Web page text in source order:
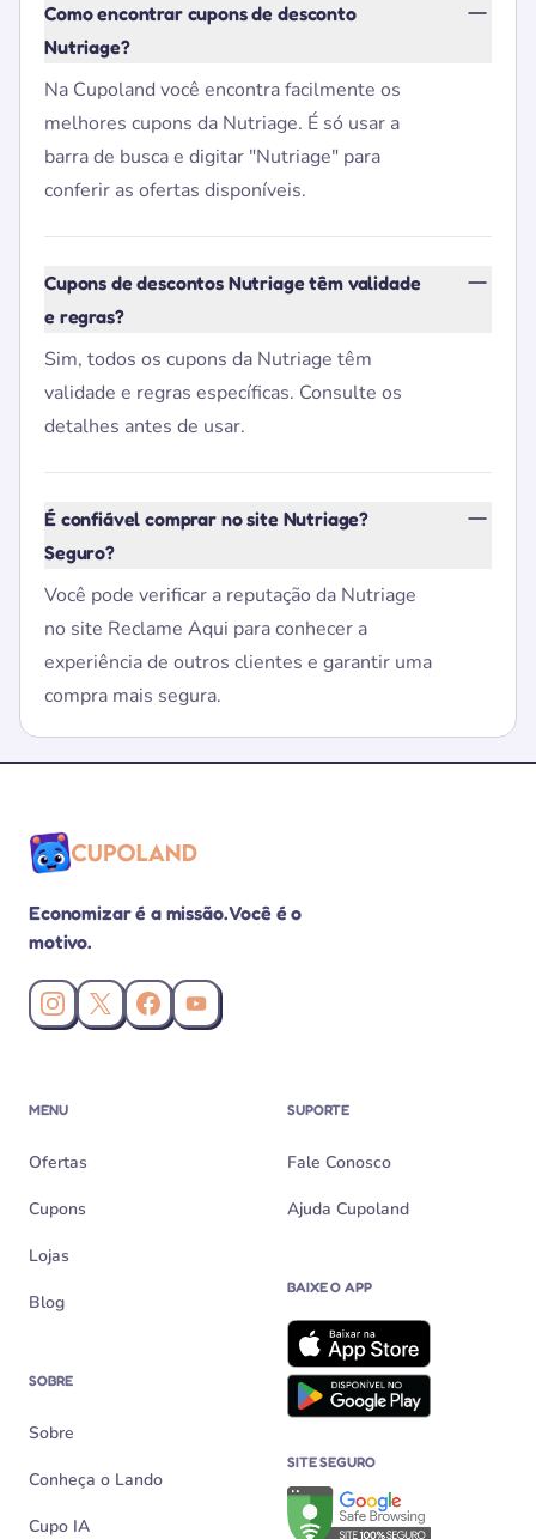
Como encontrar cupons de desconto
Nutriage?
Na Cupoland você encontra facilmente os
melhores cupons da Nutriage. É só usar a
barra de busca e digitar "Nutriage" para
conferir as ofertas disponíveis.
Cupons de descontos Nutriage têm validade
e regras?
Sim, todos os cupons da Nutriage têm
validade e regras específicas. Consulte os
detalhes antes de usar.
É confiável comprar no site Nutriage?
Seguro?
Você pode verificar a reputação da Nutriage
no site Reclame Aqui para conhecer a
experiência de outros clientes e garantir uma
compra mais segura.
Economizar é a missão. Você é o
motivo.
Instagram da Cupoland
X (Twitter) da Cupoland
Facebook da Cupoland
Canal da Cupoland no YouTube
MENU
Ofertas
Cupons
Lojas
Blog
SOBRE
Sobre
Conheça o Lando
Cupo IA
SUPORTE
Fale Conosco
Ajuda Cupoland
BAIXE O APP
SITE SEGURO
Verificação de site seguro